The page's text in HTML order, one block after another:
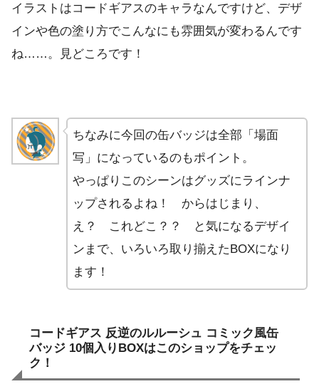
イラストはコードギアスのキャラなんですけど、デザ
インや色の塗り方でこんなにも雰囲気が変わるんです
ね……。見どころです！
ちなみに今回の缶バッジは全部「場面
写」になっているのもポイント。
やっぱりこのシーンはグッズにラインナ
ップされるよね！ からはじまり、
え？ これどこ？？ と気になるデザイ
ンまで、いろいろ取り揃えたBOXになり
ます！
コードギアス 反逆のルルーシュ コミック風缶
バッジ 10個入りBOXはこのショップをチェッ
ク！